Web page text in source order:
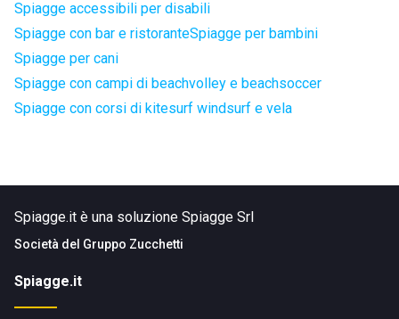
Spiagge accessibili per disabili
Spiagge con bar e ristoranteSpiagge per bambini
Spiagge per cani
Spiagge con campi di beachvolley e beachsoccer
Spiagge con corsi di kitesurf windsurf e vela
Spiagge.it è una soluzione Spiagge Srl
Società del Gruppo Zucchetti
Spiagge.it